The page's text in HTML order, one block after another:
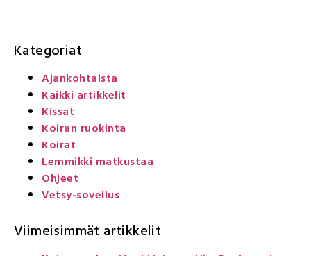
Kategoriat
Ajankohtaista
Kaikki artikkelit
Kissat
Koiran ruokinta
Koirat
Lemmikki matkustaa
Ohjeet
Vetsy-sovellus
Viimeisimmät artikkelit